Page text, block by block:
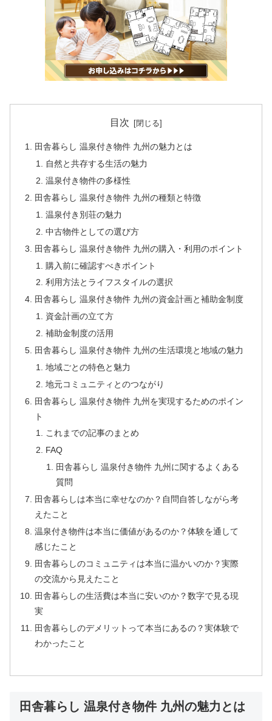
目次
田舎暮らし 温泉付き物件 九州の魅力とは
自然と共存する生活の魅力
温泉付き物件の多様性
田舎暮らし 温泉付き物件 九州の種類と特徴
温泉付き別荘の魅力
中古物件としての選び方
田舎暮らし 温泉付き物件 九州の購入・利用のポイント
購入前に確認すべきポイント
利用方法とライフスタイルの選択
田舎暮らし 温泉付き物件 九州の資金計画と補助金制度
資金計画の立て方
補助金制度の活用
田舎暮らし 温泉付き物件 九州の生活環境と地域の魅力
地域ごとの特色と魅力
地元コミュニティとのつながり
田舎暮らし 温泉付き物件 九州を実現するためのポイン
ト
これまでの記事のまとめ
FAQ
田舎暮らし 温泉付き物件 九州に関するよくある
質問
田舎暮らしは本当に幸せなのか？自問自答しながら考
えたこと
温泉付き物件は本当に価値があるのか？体験を通して
感じたこと
田舎暮らしのコミュニティは本当に温かいのか？実際
の交流から見えたこと
田舎暮らしの生活費は本当に安いのか？数字で見る現
実
田舎暮らしのデメリットって本当にあるの？実体験で
わかったこと
田舎暮らし 温泉付き物件 九州の魅力とは